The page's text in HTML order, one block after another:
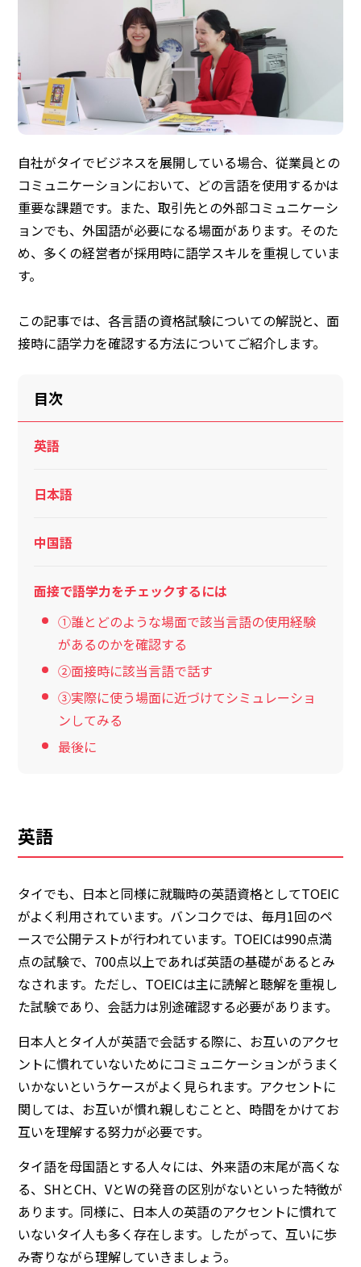
自社がタイでビジネスを展開している場合、従業員との
コミュニケーションにおいて、どの言語を使用するかは
重要な課題です。また、取引先との外部コミュニケーシ
ョンでも、外国語が必要になる場面があります。そのた
め、多くの経営者が採用時に語学スキルを重視していま
す。
この記事では、各言語の資格試験についての解説と、面
接時に語学力を確認する方法についてご紹介します。
目次
英語
日本語
中国語
面接で語学力をチェックするには
①誰とどのような場面で該当言語の使用経験
があるのかを確認する
②面接時に該当言語で話す
③実際に使う場面に近づけてシミュレーショ
ンしてみる
最後に
英語
タイでも、日本と同様に就職時の英語資格としてTOEIC
がよく利用されています。バンコクでは、毎月1回のペ
ースで公開テストが行われています。TOEICは990点満
点の試験で、700点以上であれば英語の基礎があるとみ
なされます。 ただし、TOEICは主に読解と聴解を重視し
た試験であり、会話力は別途確認する必要があります。
日本人とタイ人が英語で会話する際に、お互いのアクセ
ントに慣れていないためにコミュニケーションがうまく
いかないというケースがよく見られます。アクセントに
関しては、お互いが慣れ親しむことと、時間をかけてお
互いを理解する努力が必要です。
タイ語を母国語とする人々には、外来語の末尾が高くな
る、SHとCH、VとWの発音の区別がないといった特徴が
あります。同様に、日本人の英語のアクセントに慣れて
いないタイ人も多く存在します。したがって、互いに歩
み寄りながら理解していきましょう。